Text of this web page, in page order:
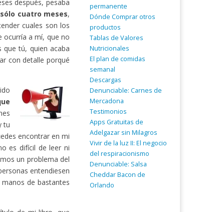
después, pesaba
cuatro meses,
cuales son los
ocurría a mí, que no
tú, quien acaba
con detalle porqué
tu
encontrar en mi
es difícil de leer ni
un problema del
entendiesen
de bastantes
permanente
Dónde Comprar otros
productos
Tablas de Valores
Nutricionales
El plan de comidas
semanal
Descargas
Denunciable: Carnes de
Mercadona
Testimonios
Apps Gratuitas de
Adelgazar sin Milagros
Vivir de la luz II: El negocio
del respiracionismo
Denunciable: Salsa
Cheddar Bacon de
Orlando